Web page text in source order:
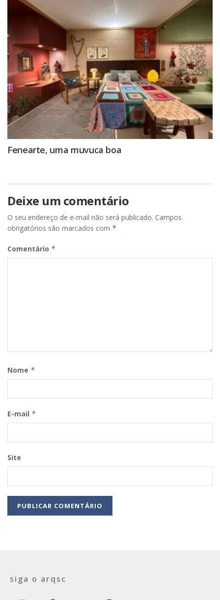
Fenearte, uma muvuca boa
Deixe um comentário
O seu endereço de e-mail não será publicado. Campos
obrigatórios são marcados com *
Comentário *
Nome *
E-mail *
Site
siga o arqsc